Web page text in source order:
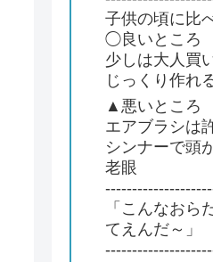
子供の頃に比
◯良いところ
少しは大人買
じっくり作れ
▲悪いところ
エアブラシは
シンナーで頭
老眼
「こんなおら
てえんだ～」